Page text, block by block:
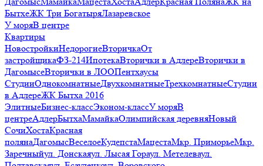
БытхеЖК Три БогатыряЛазаревское
У моряВ центре
Квартиры
НовостройкиНедорогиеВторичкаОт
застройщикаФЗ-214ИпотекаВторички в АдлереВторички в
ДагомысеВторички в ЛООПентхаусы
СтудииОднокомнатныеДвухкомнатныеТрехкомнатныеСтудии
в АдлереЖК Бытха 2016
ЭлитныеБизнес-классЭконом-классУ моряВ
центреАдлерБытхаМамайкаОлимпийская деревняНовый
СочиХостаКрасная
полянаДагомысВеселоеКудепстаМацестаМкр. ПриморьеМкр.
Заречныйул. Донскаяул. Лысая Гораул. Метелеваул.